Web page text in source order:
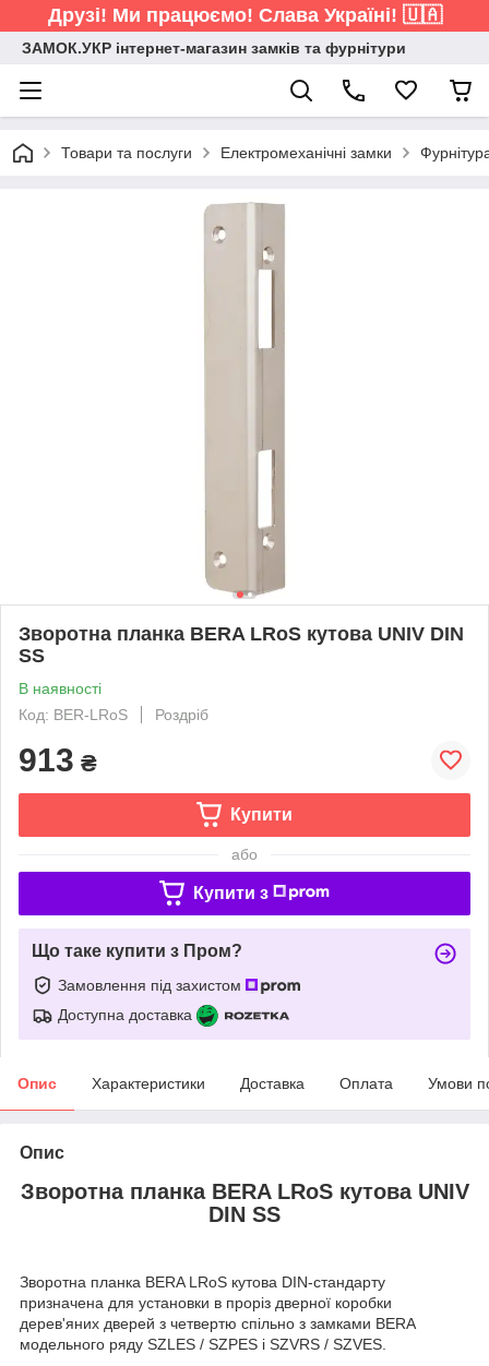
Друзі! Ми працюємо! Слава Україні! 🇺🇦
ЗАМОК.УКР інтернет-магазин замків та фурнітури
Товари та послуги Електромеханічні замки
Зворотна планка BERA LRoS кутова UNIV DIN
SS
В наявності
Код: BER-LRoS
Роздріб
913 ₴
Купити
або
Купити з
Що таке купити з Пром?
Замовлення під захистом
Доступна доставка
Опис Характеристики Доставка Оплата Умови
Опис
Зворотна планка BERA LRoS кутова UNIV
DIN SS
Зворотна планка BERA LRoS кутова DIN-стандарту
призначена для установки в проріз дверної коробки
дерев'яних дверей з четвертю спільно з замками BERA
модельного ряду SZLES / SZPES і SZVRS / SZVES.